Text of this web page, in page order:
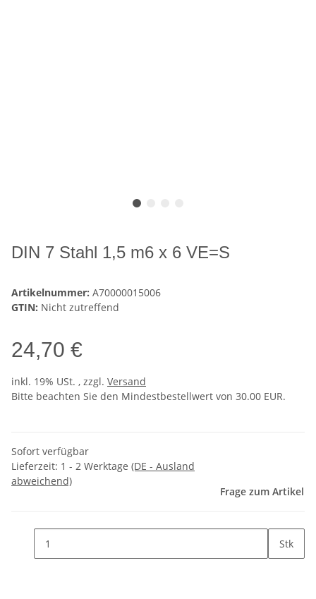
DIN 7 Stahl 1,5 m6 x 6 VE=S
Artikelnummer: A70000015006
GTIN: Nicht zutreffend
24,70 €
inkl. 19% USt. , zzgl. Versand
Bitte beachten Sie den Mindestbestellwert von 30.00 EUR.
Sofort verfügbar
Lieferzeit: 1 - 2 Werktage (DE - Ausland
abweichend)
Frage zum Artikel
Stk